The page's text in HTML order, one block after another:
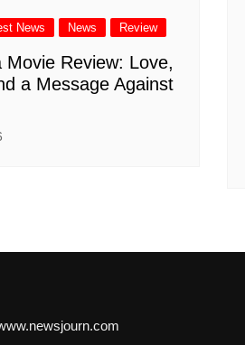
News News Review
Movie Review: Love,
a Message Against